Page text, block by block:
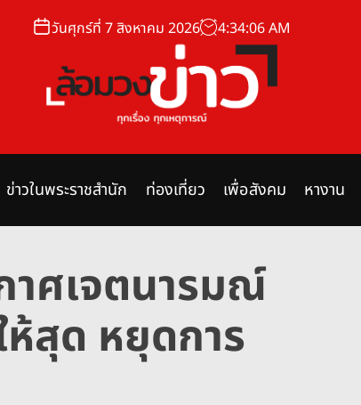
วันศุกร์ที่ 7 สิงหาคม 2026 4:34:07AM
อ
ม
ง
า
ว
ข่าวในพระราชสำนัก ท่องเที่ยว เพื่อสังคม หางาน
าศเจตนารมณ์
ห้สุด หยุดการ